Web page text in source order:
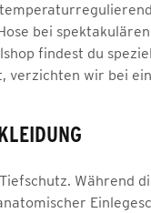
bei
findest du
verzichten wir bei
Während